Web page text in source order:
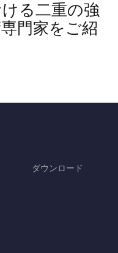
る二重の強
門家をご紹
ダウンロード